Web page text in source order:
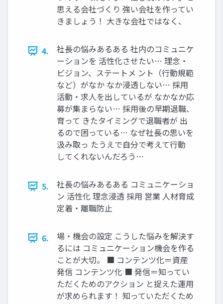
思える会社づくり 強い会社を作ってい
きましょう！ ⼤きな会社ではなく、
4.
社⻑の悩みあるある 社内のコミュニケ
ーションを 活性化させたい… 理念‧
ビジョン、ステートメ ント（⾏動規範
など）がなか なか浸透しない… 採⽤
活動‧求⼈を出しているが なかなか応
募が集まらない… 採⽤後の早期退職、
育って きたタイミングで退職者が 出
るので困っている… なぜ社⻑の思いを
汲み取っ たうえで⾃分で考えて⾏動
してくれないんだろう…
5.
社⻑の悩みあるある コミュニケーショ
ン 活性化 理念浸透 採⽤ 営業 ⼈材育成
定着‧離職防⽌
6.
場‧機会の設定 こうした悩みを解決す
るには コミュニケーション機会を作る
ことが⼤切。 ■ コンテンツ化＝資産
発信 コンテンツ化 ■ 発信＝知ってい
ただくためのアクション と捉えた運⽤
が求められます！ 知っていただくため